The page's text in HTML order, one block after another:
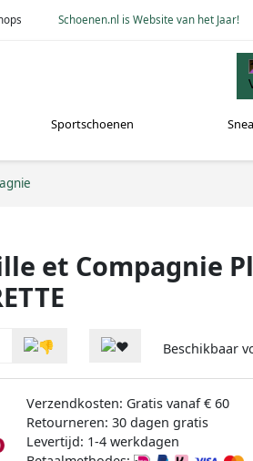
Schoenen.nl is Website van het Jaar!
Sportschoenen
et Compagnie
Beschikbaar
Verzendkosten: Gratis vanaf € 60
Retourneren: 30 dagen gratis
Levertijd: 1-4 werkdagen